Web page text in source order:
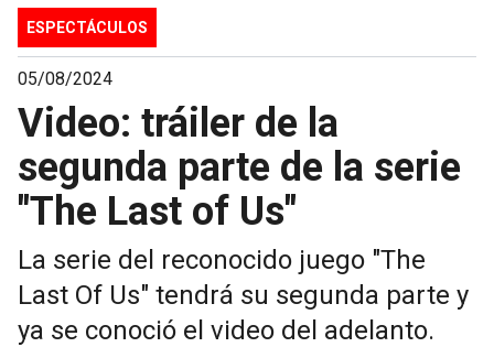
ESPECTÁCULOS
05/08/2024
Video: tráiler de la
segunda parte de la serie
"The Last of Us"
La serie del reconocido juego "The
Last Of Us" tendrá su segunda parte y
ya se conoció el video del adelanto.